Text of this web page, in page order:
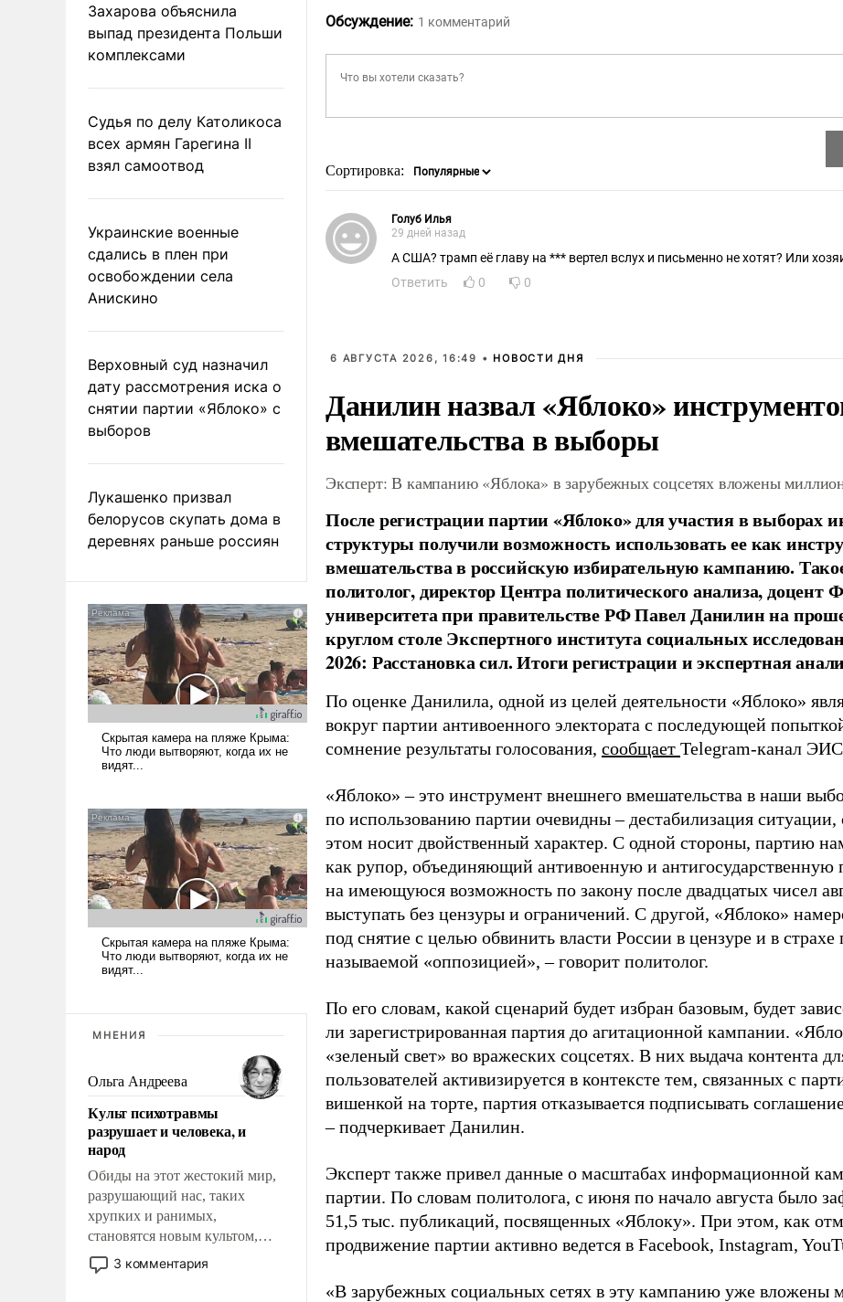
Захарова объяснила
выпад президента Польши
комплексами
Судья по делу Католикоса
всех армян Гарегина II
взял самоотвод
Украинские военные
сдались в плен при
освобождении села
Анискино
Верховный суд назначил
дату рассмотрения иска о
снятии партии «Яблоко» с
выборов
Лукашенко призвал
белорусов скупать дома в
деревнях раньше россиян
МНЕНИЯ
Ольга Андреева
Культ психотравмы
разрушает и человека, и
народ
Обиды на этот жестокий мир,
разрушающий нас, таких
хрупких и ранимых,
становятся новым культом,
постепенно вытесняя и
отменяя традиционное
3 комментария
Обсуждение: 1 комментарий
Сортировка:
Голуб Илья
29 дней назад
А США? трамп её главу на *** вертел вслух и письменно не хотят? Или
Ответить
0 0
6 АВГУСТА 2026, 16:49 • НОВОСТИ ДНЯ
Данилин назвал «Яблоко»
вмешательства в выборы
Эксперт: В кампанию «Яблока» в зарубежных соцсетях вложены
После регистрации партии «Яблоко» для участия в выборах
структуры получили возможность использовать ее как
вмешательства в российскую избирательную кампанию.
политолог, директор Центра политического анализа, доцент
университета при правительстве РФ Павел Данилин на
круглом столе Экспертного института социальных
2026: Расстановка сил. Итоги регистрации и экспертная
По оценке Данилила, одной из целей деятельности «Яблоко»
вокруг партии антивоенного электората с последующей
сомнение результаты голосования, сообщает Telegram-канал
«Яблоко» – это инструмент внешнего вмешательства в наши
по использованию партии очевидны – дестабилизация
этом носит двойственный характер. С одной стороны, партию
как рупор, объединяющий антивоенную и антигосударственную
на имеющуюся возможность по закону после двадцатых чисел
выступать без цензуры и ограничений. С другой, «Яблоко»
под снятие с целью обвинить власти России в цензуре и в страхе
называемой «оппозицией», – говорит политолог.
По его словам, какой сценарий будет избран базовым, будет
ли зарегистрированная партия до агитационной кампании.
«зеленый свет» во вражеских соцсетях. В них выдача контента
пользователей активизируется в контексте тем, связанных с
вишенкой на торте, партия отказывается подписывать
– подчеркивает Данилин.
Эксперт также привел данные о масштабах информационной
партии. По словам политолога, с июня по начало августа было
51,5 тыс. публикаций, посвященных «Яблоку». При этом, как
продвижение партии активно ведется в Facebook, Instagram,
«В зарубежных социальных сетях в эту кампанию уже вложены